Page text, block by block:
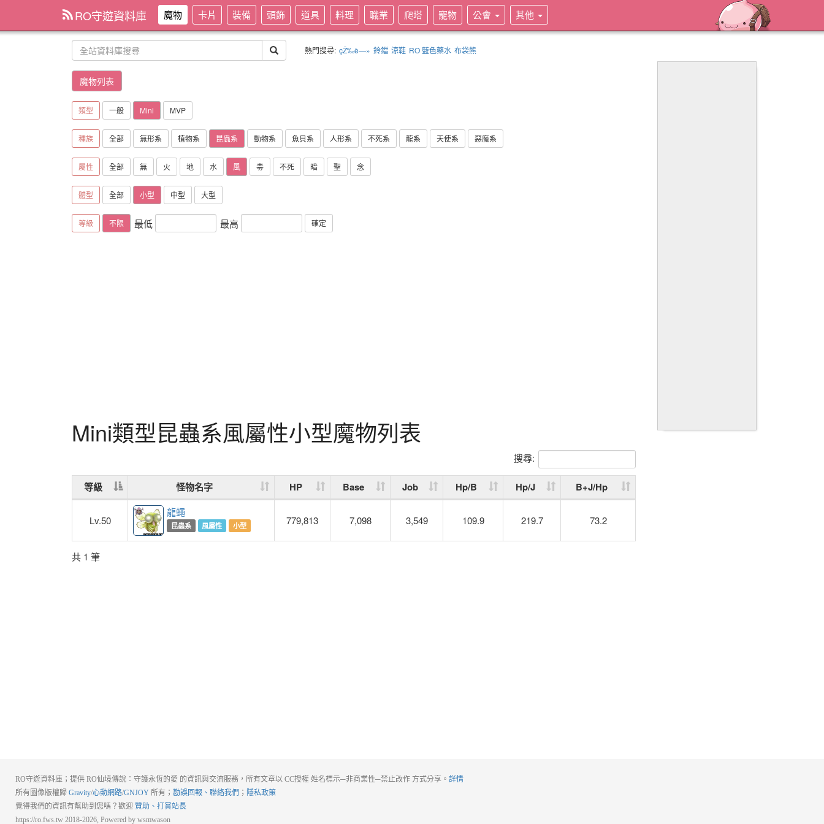
RO守遊資料庫 魔物 卡片 裝備 頭飾 道具 料理 職業 爬塔 寵物 公會 其他
熱門搜尋: çŽ‰è—» 鈴鐺 涼鞋 RO 藍色藥水 布袋熊
魔物列表
類型 一般 Mini MVP
種族 全部 無形系 植物系 昆蟲系 動物系 魚貝系 人形系 不死系 龍系 天使系 惡魔系
屬性 全部 無 火 地 水 風 毒 不死 暗 聖 念
體型 全部 小型 中型 大型
等級 不限 最低 最高 確定
Mini類型昆蟲系風屬性小型魔物列表
搜尋:
等級 怪物名字 HP Base Job Hp/B Hp/J B+J/Hp
Lv.50
龍蠅
昆蟲系 風屬性 小型 779,813 7,098 3,549 109.9 219.7 73.2
共 1 筆
RO守遊資料庫；提供 RO仙境傳說：守護永恆的愛 的資訊與交流服務，所有文章以 CC授權 姓名標示─非商業性─禁止改作 方式分享。 詳情
所有圖像版權歸 Gravity/心動網路/GNJOY 所有； 勘誤回報、聯絡我們 ； 隱私政策
覺得我們的資訊有幫助到您嗎？歡迎 贊助、打賞站長
https://ro.fws.tw 2018-2026, Powered by wsmwason